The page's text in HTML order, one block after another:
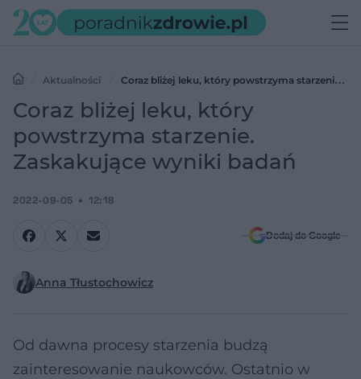
Aktualności
Coraz bliżej leku, który powstrzyma starzenie.
Zaskakujące wyniki badań
Coraz bliżej leku, który
powstrzyma starzenie.
Zaskakujące wyniki badań
2022-09-05 12:18
Dodaj do Google
Anna Tłustochowicz
Od dawna procesy starzenia budzą
zainteresowanie naukowców. Ostatnio w